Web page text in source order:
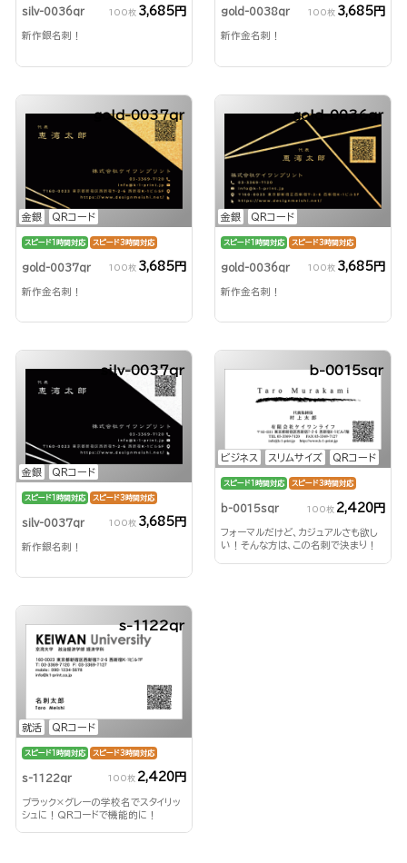
silv-0036qr 100枚 3,685円
新作銀名刺！
gold-0038qr 100枚 3,685円
新作金名刺！
金銀 QRコード
gold-0037qr
スピード1時間対応 スピード3時間対応
gold-0037qr 100枚 3,685円
新作金名刺！
金銀 QRコード
gold-0036qr
スピード1時間対応 スピード3時間対応
gold-0036qr 100枚 3,685円
新作金名刺！
金銀 QRコード
silv-0037qr
スピード1時間対応 スピード3時間対応
silv-0037qr 100枚 3,685円
新作銀名刺！
ビジネス スリムサイズ QRコード
b-0015sqr
スピード1時間対応 スピード3時間対応
b-0015sqr 100枚 2,420円
フォーマルだけど、カジュアルさも欲し
い！そんな方は、この名刺で決まり！
就活 QRコード
s-1122qr
スピード1時間対応 スピード3時間対応
s-1122qr 100枚 2,420円
ブラック×グレーの学校名でスタイリッ
シュに！QRコードで機能的に！